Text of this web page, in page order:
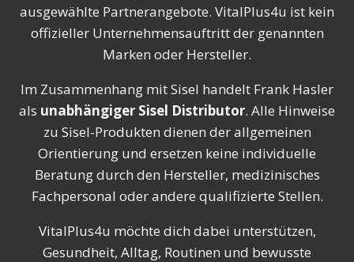
ausgewählte Partnerangebote. VitalPlus4u ist kein
offizieller Unternehmensauftritt der genannten
Marken oder Hersteller.
Im Zusammenhang mit Sisel handelt Frank Hasler
als unabhängiger Sisel Distributor. Alle Hinweise
zu Sisel-Produkten dienen der allgemeinen
Orientierung und ersetzen keine individuelle
Beratung durch den Hersteller, medizinisches
Fachpersonal oder andere qualifizierte Stellen.
VitalPlus4u möchte dich dabei unterstützen,
Gesundheit, Alltag, Routinen und bewusste